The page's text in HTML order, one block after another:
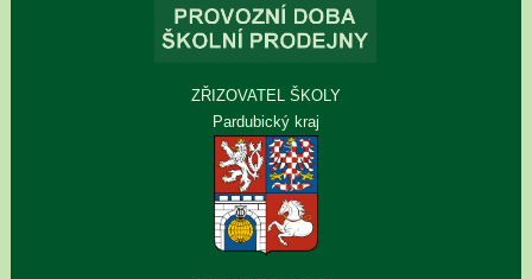
ZŘIZOVATEL ŠKOLY
Pardubický kraj